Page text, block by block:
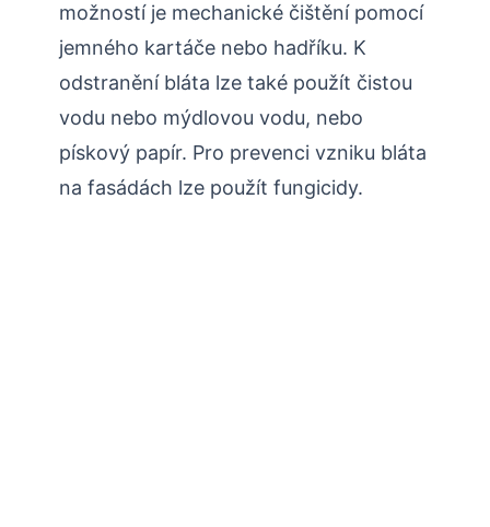
možností je mechanické čištění pomocí
jemného kartáče nebo hadříku. K
odstranění bláta lze také použít čistou
vodu nebo mýdlovou vodu, nebo
pískový papír. Pro prevenci vzniku bláta
na fasádách lze použít fungicidy.